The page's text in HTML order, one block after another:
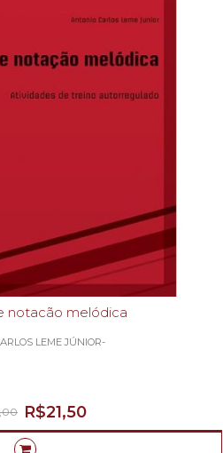
notacão melódica
LEME JÚNIOR-
R$21,50